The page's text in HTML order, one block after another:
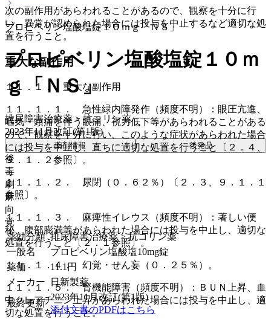
次の副作用があらわれることがあるので、観察を十分に行
い、異常が認められた場合には投与を中止するなど適切な処
置を行うこと。
重大な副作用
１１．１． 重大な副作用
１１．１．１． 急性緑内障発作（頻度不明）：眼圧亢進、
嘔気・頭痛を伴う眼痛、視力低下等があらわれることがある
ので、観察を十分に行い、このような症状があらわれた場合
には投与を中止し、直ちに適切な処置を行うこと〔２．４、
９．１．２参照〕。
１１．１．２． 尿閉（０．６２％）〔２．３、９．１．１
参照〕。
１１．１．３． 麻痺性イレウス（頻度不明）：著しい便
秘、腹部膨満等があらわれた場合には投与を中止し、適切な
処置を行うこと〔２．１参照〕。
１１．１．４． 幻覚・せん妄（０．２５％）。
１１．１．５． 腎機能障害（頻度不明）：ＢＵＮ上昇、血
中クレアチニン上昇があらわれた場合には投与を中止し、適
切な処置を行うこと。
プロピベリン塩酸塩錠１０ｍｇ「ＮＳ」
プロピベリン塩酸塩錠１０ｍ
ｇ「ＮＳ」
排尿障害治療薬 > 抗コリン薬
2023年11月改訂(第1版)
薬剤情報 後発品
後
毒
劇
麻
向
覚
薬効分類 排尿障害治療薬 > 抗コリン薬
一般名
プロピベリン塩酸塩10mg錠
薬価
11.1円
メーカー
日新製薬
最終更新
2023年11月改訂(第1版)
添付文書のPDFはこちら